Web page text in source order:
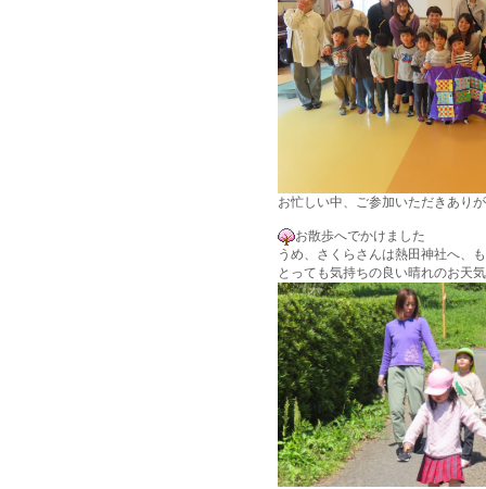
お忙しい中、ご参加いただきあり
お散歩へでかけました
うめ、さくらさんは熱田神社へ、
とっても気持ちの良い晴れのお天